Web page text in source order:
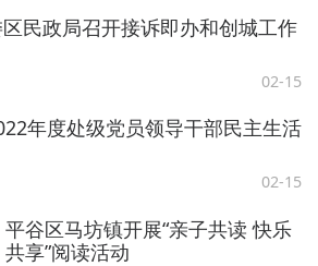
民政局召开接诉即办和创城工作
02-15
年度处级党员领导干部民主生活
02-15
平谷区马坊镇开展“亲子共读 快乐
共享”阅读活动